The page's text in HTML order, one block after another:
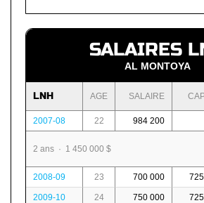
SALAIRES
AL MONTOYA
LNH AGE SALAIRE
2007-08 22 984 200
2 ans · 1 450 000 $
2008-09 23 700 000
2009-10 24 750 000